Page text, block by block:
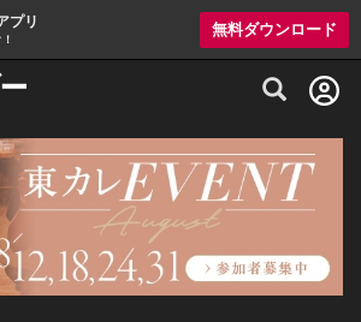
プリ 無料ダウンロード
グルメ情報・プレミアムレストラン予約